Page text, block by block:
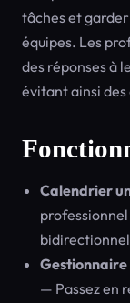
tâches et
équipes. Les
des réponses à
évitant ainsi
Calendrier
— Passez en